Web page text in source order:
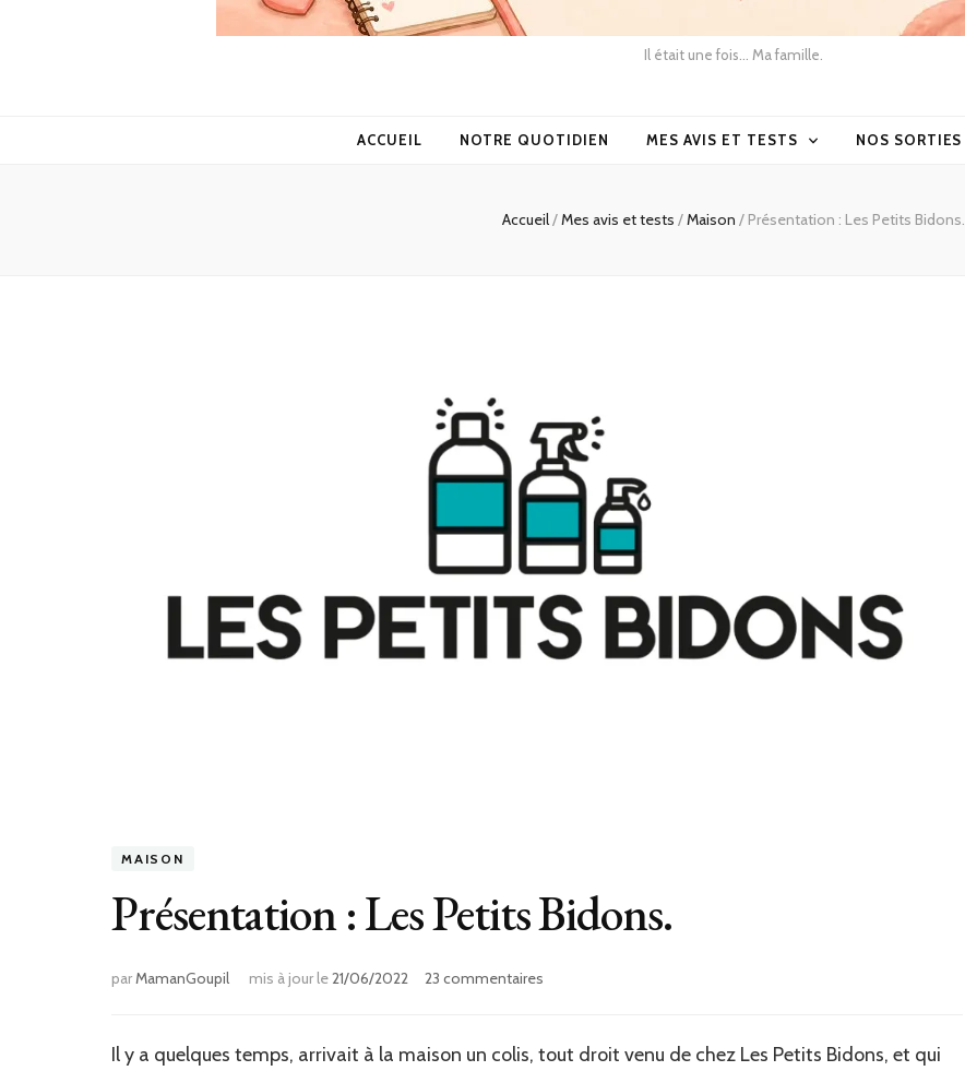
Il était une fois… Ma famille.
ACCUEIL NOTRE QUOTIDIEN MES AVIS ET TESTS NOS SORTIES
Accueil/Mes avis et tests /Maison / Présentation : Les Petits Bidons.
MAISON
Présentation : Les Petits Bidons.
parMamanGoupil mis à jour le21/06/2022 23 commentaires
Petits
Il y a quelques temps, arrivait à la maison un colis, tout droit venu de chez Les Petits Bidons, et qui